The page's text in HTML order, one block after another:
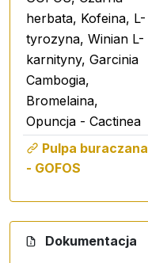
herbata, Kofeina, L-
tyrozyna, Winian L-
karnityny, Garcinia
Cambogia,
Bromelaina,
Opuncja - Cactinea
Pulpa buraczana
- GOFOS
Dokumentacja